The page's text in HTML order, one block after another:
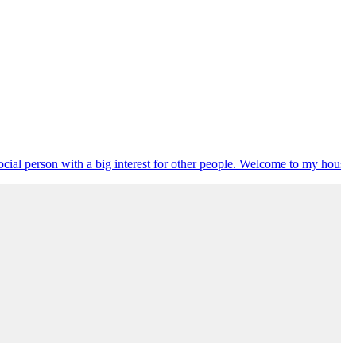
person with a big interest for other people. Welcome to my